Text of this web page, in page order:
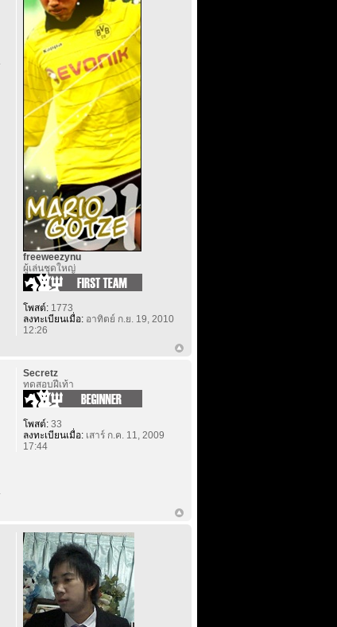
freeweezynu
ผู้เล่นชุดใหญ่
โพสต์:1773
ลงทะเบียนเมื่อ:อาทิตย์ ก.ย. 19, 2010
12:26
Secretz
ทดสอบฝีเท้า
โพสต์:33
ลงทะเบียนเมื่อ:เสาร์ ก.ค. 11, 2009
17:44